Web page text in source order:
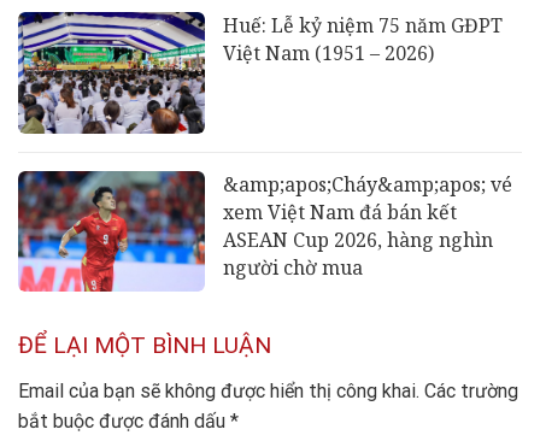
Huế: Lễ kỷ niệm 75 năm GĐPT
Việt Nam (1951 – 2026)
&amp;apos;Cháy&amp;apos; vé
xem Việt Nam đá bán kết
ASEAN Cup 2026, hàng nghìn
người chờ mua
ĐỂ LẠI MỘT BÌNH LUẬN
Email của bạn sẽ không được hiển thị công khai. Các trường
bắt buộc được đánh dấu *